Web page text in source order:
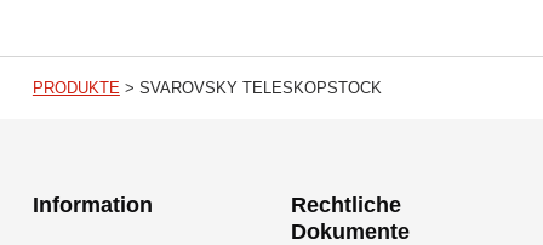
PRODUKTE > SVAROVSKY TELESKOPSTOCK
Information
Rechtliche
Dokumente